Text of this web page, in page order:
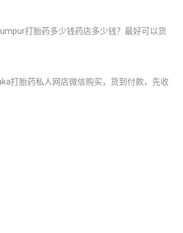
打胎药多少钱药店多少钱？最好可以货
打胎药私人网店微信购买，货到付款，先收